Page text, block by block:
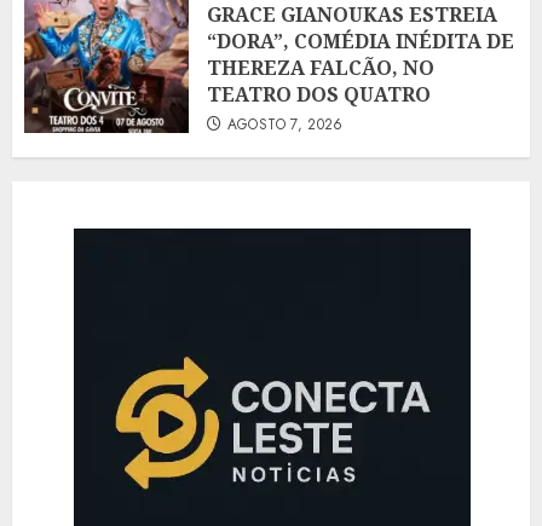
GRACE GIANOUKAS ESTREIA
“DORA”, COMÉDIA INÉDITA DE
THEREZA FALCÃO, NO
TEATRO DOS QUATRO
AGOSTO 7, 2026